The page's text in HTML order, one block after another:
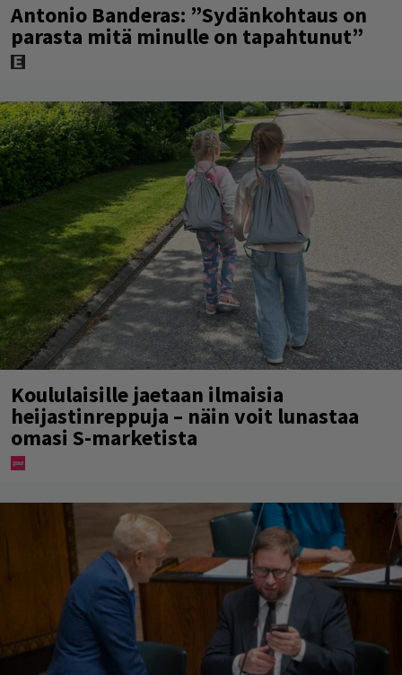
Antonio Banderas: ”Sydänkohtaus on
parasta mitä minulle on tapahtunut”
Koululaisille jaetaan ilmaisia
heijastinreppuja – näin voit lunastaa
omasi S-marketista